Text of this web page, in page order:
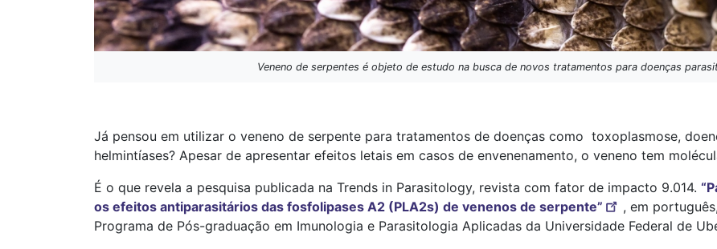
Veneno de serpentes é objeto de estudo na busca de novos tratamentos para doenças
Já pensou em utilizar o veneno de serpente para tratamentos de doenças como toxoplasmose,
helmintíases? Apesar de apresentar efeitos letais em casos de envenenamento, o veneno tem
É o que revela a pesquisa publicada na Trends in Parasitology, revista com fator de impacto 9.014.
os efeitos antiparasitários das fosfolipases A2 (PLA2s) de venenos de serpente”
, em
Programa de Pós-graduação em Imunologia e Parasitologia Aplicadas da Universidade Federal de